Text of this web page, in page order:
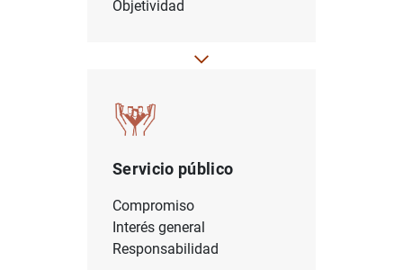
Objetividad
Servicio público
Compromiso
Interés general
Responsabilidad